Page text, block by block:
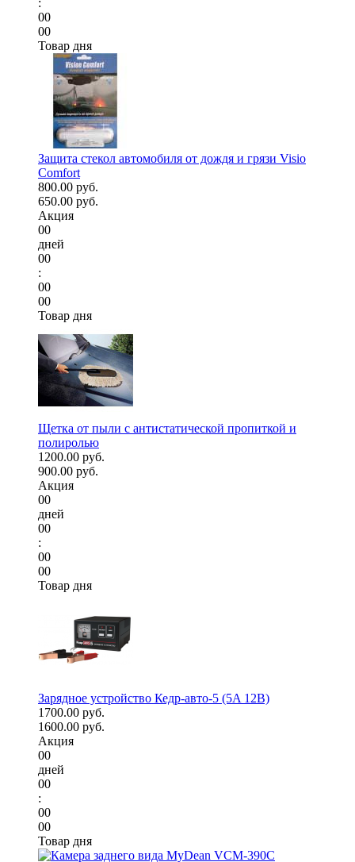
:
00
00
Товар дня
Защита стекол автомобиля от дождя и грязи Visio
Comfort
800.00 руб.
650.00 руб.
Акция
00
дней
00
:
00
00
Товар дня
Щетка от пыли с антистатической пропиткой и
полиролью
1200.00 руб.
900.00 руб.
Акция
00
дней
00
:
00
00
Товар дня
Зарядное устройство Кедр-авто-5 (5A 12В)
1700.00 руб.
1600.00 руб.
Акция
00
дней
00
:
00
00
Товар дня